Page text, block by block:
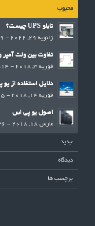
محبوب
تابلو UPS چیست؟
ژانویه 29, 2022 - 5:39 ب.ظ
تفاوت بین ولت آمپر
فوریه 3, 2018 - 6:14 ب.ظ
دلایل استفاده از
فوریه 14, 2018 - 7:15 ب.ظ
اصول یو پی اس
مارس 18, 2018 - 6:36 ب.ظ
جدید
دیدگاه
برچسب ها